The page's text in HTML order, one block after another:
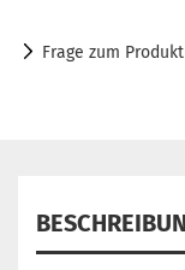
Frage zum Produkt